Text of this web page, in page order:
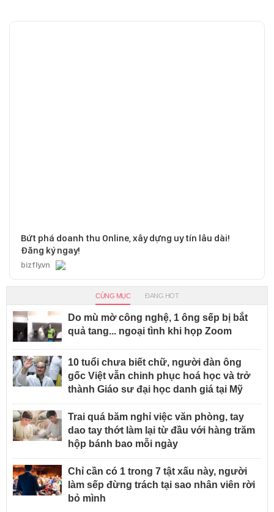
Bứt phá doanh thu Online, xây dựng uy tín lâu dài!
Đăng ký ngay!
bizfly.vn
CÙNG MỤC ĐANG HOT
Do mù mờ công nghệ, 1 ông sếp bị bắt
quả tang... ngoại tình khi họp Zoom
10 tuổi chưa biết chữ, người đàn ông
gốc Việt vẫn chinh phục hoá học và trở
thành Giáo sư đại học danh giá tại Mỹ
Trai quá băm nghỉ việc văn phòng, tay
dao tay thớt làm lại từ đầu với hàng trăm
hộp bánh bao mỗi ngày
Chỉ cần có 1 trong 7 tật xấu này, người
làm sếp đừng trách tại sao nhân viên rời
bỏ mình